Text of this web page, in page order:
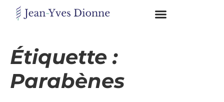
Étiquette :
Parabènes
en
contact